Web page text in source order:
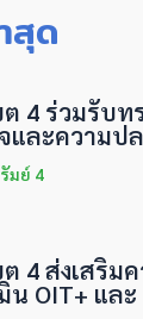
สุด
4 ร่วมรับ
และความป
มย์ 4
4 ส่งเสริม
น OIT+ และ